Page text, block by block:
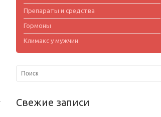
Препараты и средства
Гормоны
Климакс у мужчин
Свежие записи